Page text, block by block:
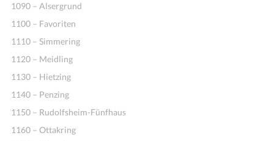
1090 – Alsergrund
1100 – Favoriten
1110 – Simmering
1120 – Meidling
1130 – Hietzing
1140 – Penzing
1150 – Rudolfsheim-Fünfhaus
1160 – Ottakring